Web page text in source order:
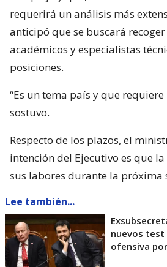
requerirá un análisis más
anticipó que se buscará
académicos y especialistas
posiciones.
“Es un tema país y que
sostuvo.
Respecto de los plazos, el
intención del Ejecutivo es que
sus labores durante la próxima
Lee también...
nuevos test
ofensiva